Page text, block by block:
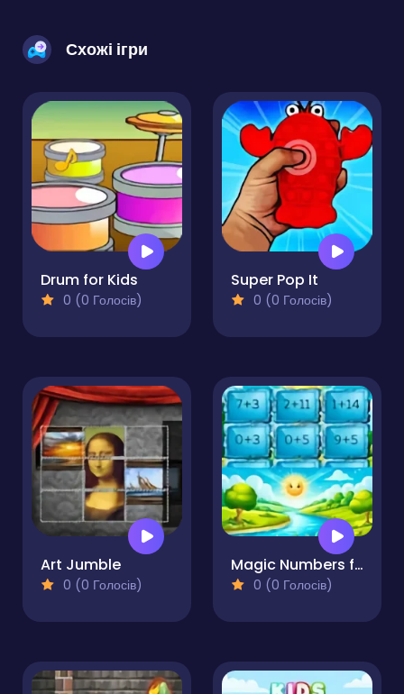
Схожі ігри
Drum for Kids
0 (0 Голосів)
Super Pop It
0 (0 Голосів)
Art Jumble
0 (0 Голосів)
Magic Numbers for Kids
0 (0 Голосів)